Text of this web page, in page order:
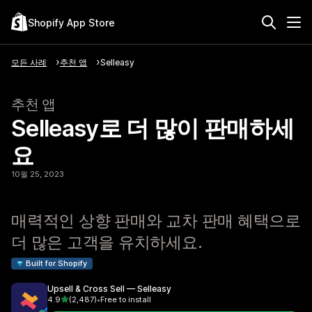
Shopify App Store
모든 사례 추천 앱 Selleasy
추천 앱
Selleasy로 더 많이 판매하세
요
10월 25, 2023
매력적인 상향 판매와 교차 판매 혜택으로
더 많은 고객을 유치하세요.
Built for Shopify
Upsell & Cross Sell — Selleasy
4.9별 5개 중
(2,487)
총 리뷰 2487개
•Free to install